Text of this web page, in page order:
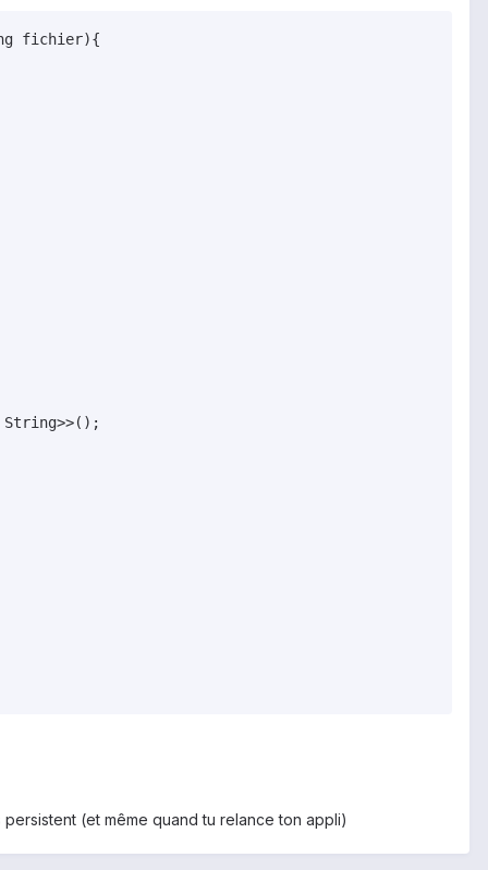
fichier){
(et même quand tu relance ton appli)